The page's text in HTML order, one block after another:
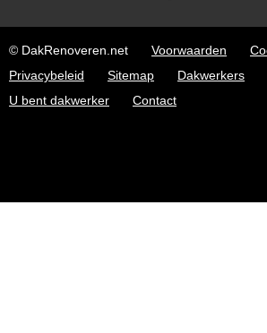
© DakRenoveren.net Voorwaarden
Privacybeleid
Sitemap Dakwerkers
U bent dakwerker
Contact